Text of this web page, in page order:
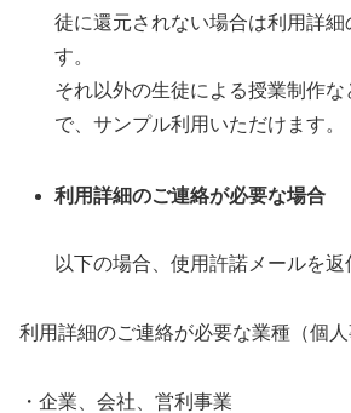
徒に還元されない場合は利用詳
す。
それ以外の生徒による授業制作な
で、サンプル利用いただけます。
利用詳細のご連絡が必要な場合
以下の場合、使用許諾メールを返
利用詳細のご連絡が必要な業種（個人
・企業、会社、営利事業